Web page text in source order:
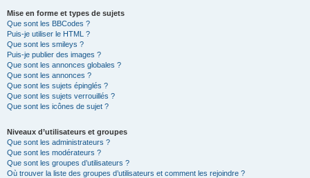
Mise en forme et types de sujets
Que sont les BBCodes ?
Puis-je utiliser le HTML ?
Que sont les smileys ?
Puis-je publier des images ?
Que sont les annonces globales ?
Que sont les annonces ?
Que sont les sujets épinglés ?
Que sont les sujets verrouillés ?
Que sont les icônes de sujet ?
Niveaux d’utilisateurs et groupes
Que sont les administrateurs ?
Que sont les modérateurs ?
Que sont les groupes d’utilisateurs ?
Où trouver la liste des groupes d’utilisateurs et comment les rejoindre ?